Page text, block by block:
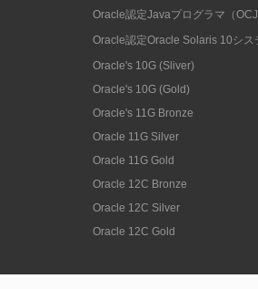
Oracle認定Javaプログラマ（
Oracle認定Oracle Solaris 10シス
Oracle's 10G (Sliver)
Oracle's 10G (Gold)
Oracle's 11G Bronze
Oracle 11G Silver
Oracle 11G Gold
Oracle 12C Bronze
Oracle 12C Silver
Oracle 12C Gold